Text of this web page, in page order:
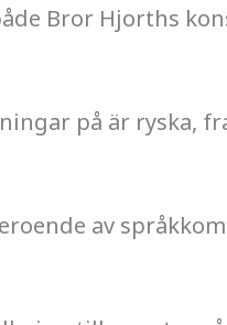
Bror Hjorths
på är ryska,
av